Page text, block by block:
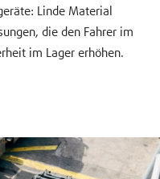
Linde Material
die den Fahrer im
im Lager erhöhen.